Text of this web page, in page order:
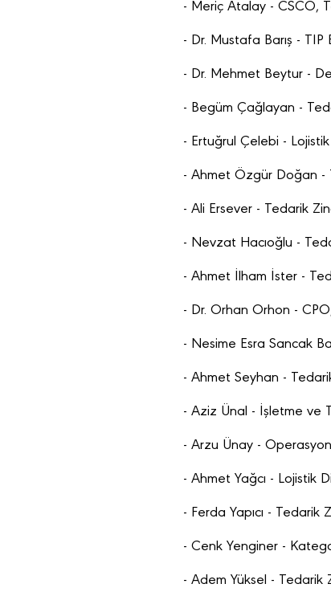
- Meriç Atalay - CSCO,
- Dr. Mustafa Barış -
- Dr. Mehmet Beytur -
- Begüm Çağlayan -
- Ertuğrul Çelebi - Lojistik
- Ahmet Özgür Doğan -
- Ali Ersever - Tedarik
- Nevzat Hacıoğlu -
- Ahmet İlham İster -
- Dr. Orhan Orhon -
- Nesime Esra Sancak
- Ahmet Seyhan -
- Aziz Ünal - İşletme ve
- Arzu Ünay -
- Ahmet Yağcı - Lojistik
- Ferda Yapıcı -
- Cenk Yenginer -
- Adem Yüksel - Tedarik